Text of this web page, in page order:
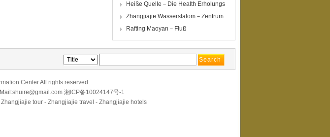
g
Heiße Quelle－Die Health Erholungs
z
Zhangjiajie Wasserslalom－Zentrum
Rafting Maoyan－Fluß
Center All rights reserved.
湘ICP备10024147号-1
tour - Zhangjiajie travel - Zhangjiajie hotels